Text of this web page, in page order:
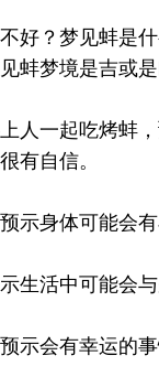
？梦见蚌是什
蚌梦境是吉或是
一起吃烤蚌，
有自信。
身体可能会有
活中可能会与
会有幸运的事